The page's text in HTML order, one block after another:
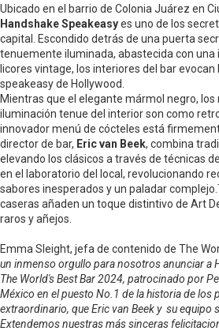
Ubicado en el barrio de Colonia Juárez en
Handshake Speakeasyes uno de los
capital. Escondido detrás de una puerta
tenuemente iluminada, abastecida con
licores vintage, los interiores del bar evocan
speakeasy de Hollywood.
Mientras que el elegante mármol negro, los
iluminación tenue del interior son como
innovador menú de cócteles está
director de bar, Eric van Beek, combina
elevando los clásicos a través de técnicas
en el laboratorio del local, revolucionando
sabores inesperados y un paladar
caseras añaden un toque distintivo de Art
raros y añejos.
Emma Sleight, jefa de contenido de The
un inmenso orgullo para nosotros anunciar a
The World's Best Bar 2024, patrocinado por
México en el puesto No.1 de la historia de los
extraordinario, que Eric van Beek y su equipo
Extendemos nuestras más sinceras